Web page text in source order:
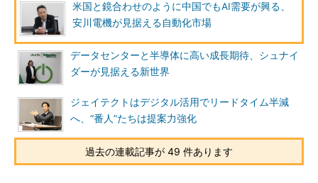
米国と鏡合わせのように中国でもAI需要が興る、
安川電機が見据える自動化市場
データセンターと半導体に高い成長期待、シュナイ
ダーが見据える新世界
ジェイテクトはデジタル活用でリードタイム半減
へ、“番人”たちは提案力強化
過去の連載記事が 49 件あります